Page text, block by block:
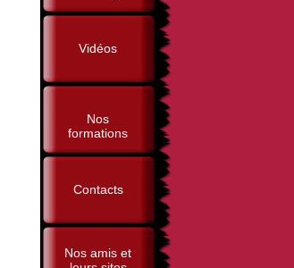
Vidéos
Nos
formations
Contacts
Nos amis et